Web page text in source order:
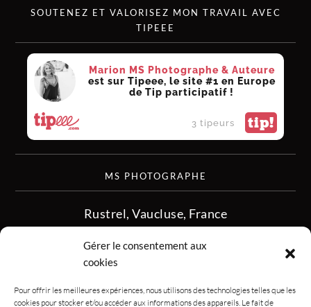
Gérer le consentement aux
cookies
Pour offrir les meilleures expériences, nous utilisons des technologies telles que les
cookies pour stocker et/ou accéder aux informations des appareils. Le fait de
SOUTENEZ ET VALORISEZ MON TRAVAIL AVEC
TIPEEE
Marion MS Photographe & Auteure
est sur Tipeee, le site #1 en Europe
de Tip participatif !
3 tipeurs tip!
MS PHOTOGRAPHE
Rustrel, Vaucluse, France
06.08.50.16.28
contact.msphotographe (at) gmail.com